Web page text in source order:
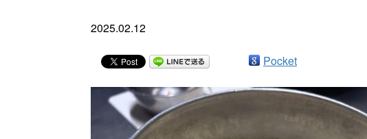
2025.02.12
Pocket